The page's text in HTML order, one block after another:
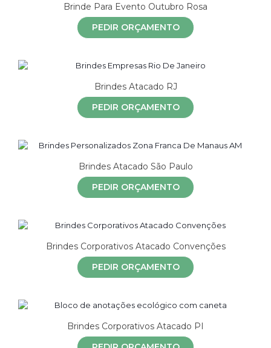
Brinde Para Evento Outubro Rosa
PEDIR ORÇAMENTO
Brindes Atacado RJ
PEDIR ORÇAMENTO
Brindes Atacado São Paulo
PEDIR ORÇAMENTO
Brindes Corporativos Atacado Convenções
PEDIR ORÇAMENTO
Brindes Corporativos Atacado PI